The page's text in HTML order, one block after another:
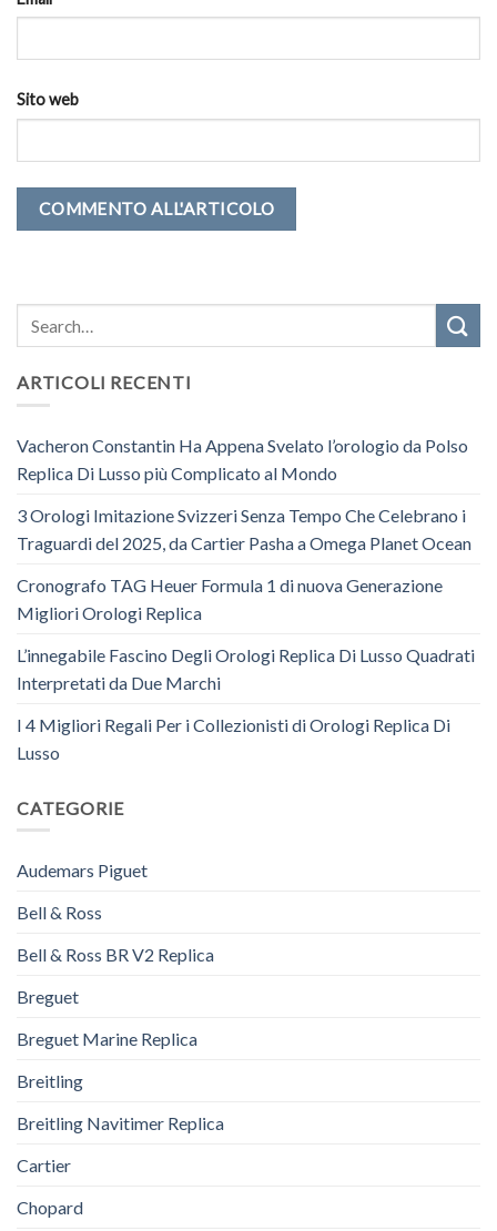
Sito web
ARTICOLI RECENTI
Vacheron Constantin Ha Appena Svelato l’orologio da Polso
Replica Di Lusso più Complicato al Mondo
3 Orologi Imitazione Svizzeri Senza Tempo Che Celebrano i
Traguardi del 2025, da Cartier Pasha a Omega Planet Ocean
Cronografo TAG Heuer Formula 1 di nuova Generazione
Migliori Orologi Replica
L’innegabile Fascino Degli Orologi Replica Di Lusso Quadrati
Interpretati da Due Marchi
I 4 Migliori Regali Per i Collezionisti di Orologi Replica Di
Lusso
CATEGORIE
Audemars Piguet
Bell & Ross
Bell & Ross BR V2 Replica
Breguet
Breguet Marine Replica
Breitling
Breitling Navitimer Replica
Cartier
Chopard